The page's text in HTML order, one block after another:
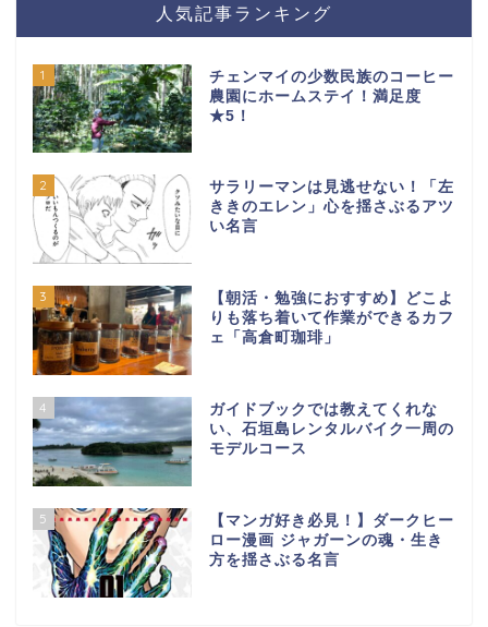
人気記事ランキング
1
チェンマイの少数民族のコーヒー
農園にホームステイ！満足度
★5！
2
サラリーマンは見逃せない！「左
ききのエレン」心を揺さぶるアツ
い名言
3
【朝活・勉強におすすめ】どこよ
りも落ち着いて作業ができるカフ
ェ「高倉町珈琲」
4
ガイドブックでは教えてくれな
い、石垣島レンタルバイク一周の
モデルコース
5
【マンガ好き必見！】ダークヒー
ロー漫画 ジャガーンの魂・生き
方を揺さぶる名言